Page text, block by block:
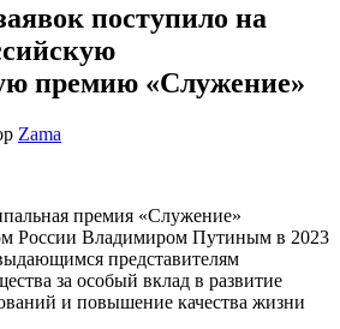
поступило на
премию «Служение»
Zama
премия «Служение»
России Владимиром Путиным в 2023
представителям
за особый вклад в развитие
и повышение качества жизни